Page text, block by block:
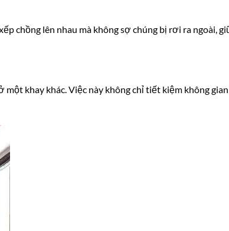
chồng lên nhau mà không sợ chúng bị rơi ra ngoài,
khay khác. Việc này không chỉ tiết kiệm không